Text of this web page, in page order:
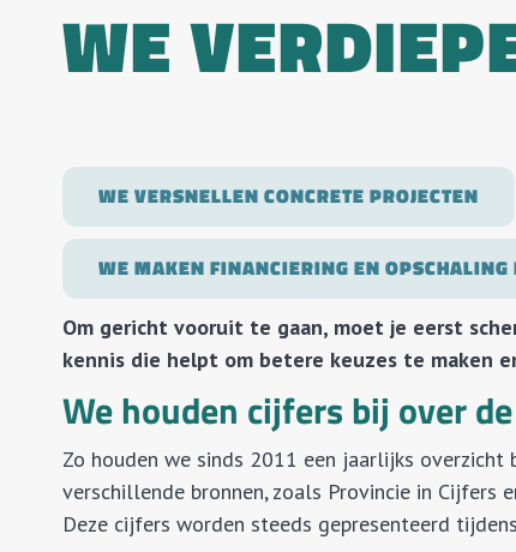
WE
WE VERSNELLEN CONCRETE PROJECTEN
WE MAKEN FINANCIERING EN OPSCHALING
Om gericht vooruit te gaan, moet je eerst
kennis die helpt om betere keuzes te maken
We houden cijfers bij over
Zo houden we sinds 2011 een jaarlijks
verschillende bronnen, zoals Provincie in Cijfers
Deze cijfers worden steeds gepresenteerd